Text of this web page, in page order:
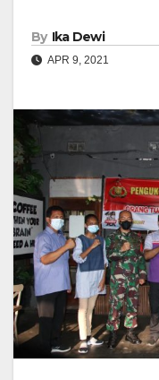
By Ika Dewi
APR 9, 2021